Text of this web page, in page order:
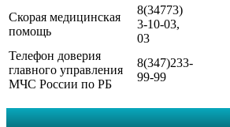
Скорая медицинская
помощь
8(34773)
3-10-03,
03
Телефон доверия
главного управления
МЧС России по РБ
8(347)233-
99-99